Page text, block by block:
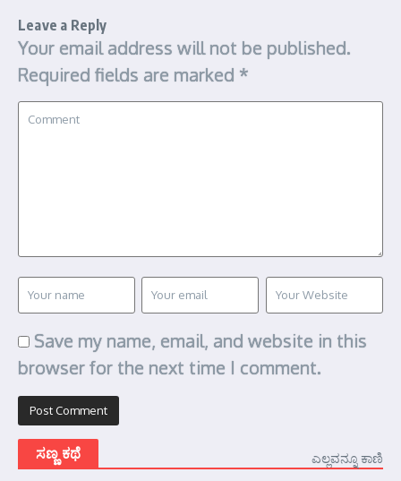
Leave a Reply
Your email address will not be published.
Required fields are marked *
Save my name, email, and website in this
browser for the next time I comment.
ಸಣ್ಣ ಕಥೆ ಎಲ್ಲವನ್ನೂ ಕಾಣಿ